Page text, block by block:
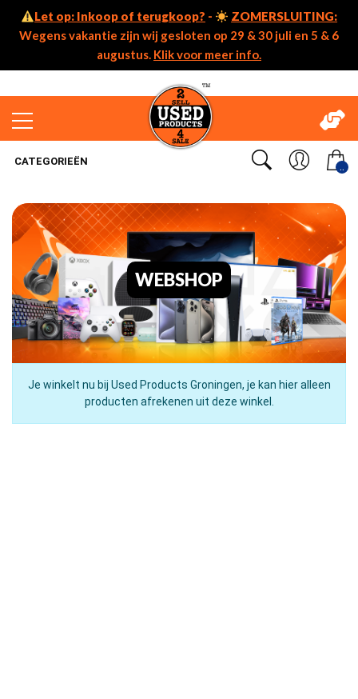
Let op: Inkoop of terugkoop? -
ZOMERSLUITING:
Wegens vakantie zijn wij gesloten op 29 & 30 juli en 5 & 6
augustus. Klik voor meer info.
..
CATEGORIEËN
WEBSHOP
Je winkelt nu bij Used Products Groningen, je kan hier alleen
producten afrekenen uit deze winkel.